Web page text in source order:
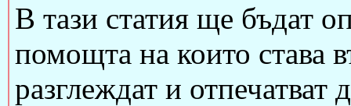
В тази статия ще бъдат
помощта на които става
разглеждат и